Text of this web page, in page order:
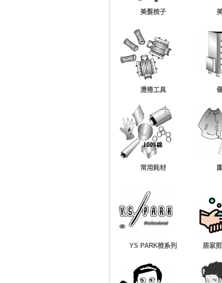
美髮梳子
燙捲工具
常用耗材
YS PARK梳系列 居家